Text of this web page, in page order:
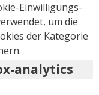
Einwilligungs-
um die
der Kategorie
analytics